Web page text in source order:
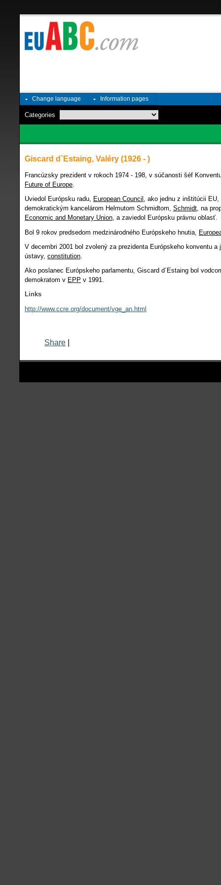
Change language Information pages
Categories
Giscard d`Estaing, Valéry (1926 - )
Francúzsky prezident v rokoch 1974 - 198, v súčanosti šéf
Future of Europe.
Uviedol Európsku radu, European Council , ako jednu z inštitúcii
demokratickým kancelárom Helmutom Schmidtom, Schmidt, na
Economic and Monetary Union, a zaviedol Európsku právnu oblasť.
Bol 9 rokov predsedom medzinárodného Európskeho hnutia,
V decembri 2001 bol zvolený za prezidenta Európskeho konventu
ústavy, constitution
Ako poslanec Európskeho parlamentu, Giscard d´Estaing bol
demokratom v EPP v 1991.
Links
http://www.ccre.org/document/vge_an.html
Share